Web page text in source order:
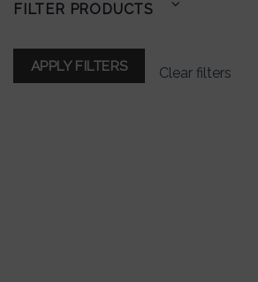
FILTER PRODUCTS
APPLY FILTERS Clear filters